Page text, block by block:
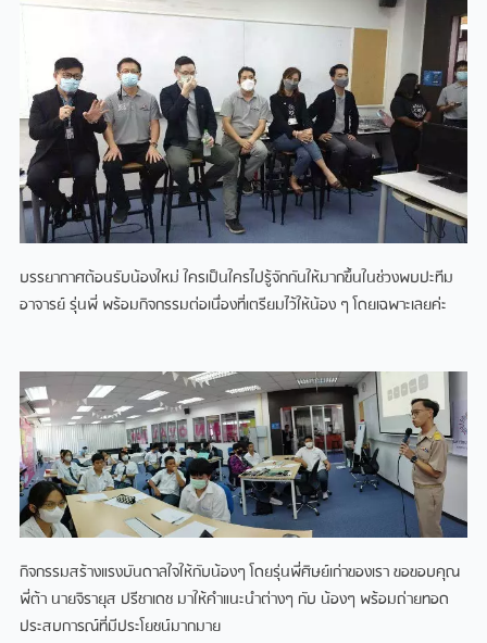
บรรยากาศต้อนรับน้องใหม่ ใครเป็นใครไปรู้จักกันให้มากขึ้นในช่วงพบปะทีม
อาจารย์ รุ่นพี่ พร้อมกิจกรรมต่อเนื่องที่เตรียมไว้ให้น้อง ๆ โดยเฉพาะเลยค่ะ
กิจกรรมสร้างแรงบันดาลใจให้กับน้องๆ โดยรุ่นพี่ศิษย์เก่าของเรา ขอขอบคุณ
พี่ต้า นายจิรายุส ปรีชาเดช มาให้คําแนะนําต่างๆ กับ น้องๆ พร้อมถ่ายทอด
ประสบการณ์ที่มีประโยชน์มากมาย